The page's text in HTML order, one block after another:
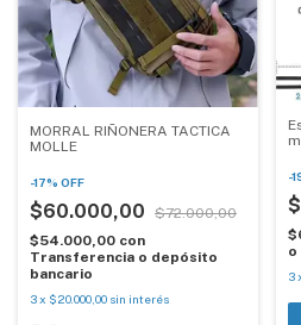
MORRAL RIÑONERA TACTICA
MOLLE
-17% OFF
$60.000,00
$72.000,00
$54.000,00 con
Transferencia o depósito
bancario
3x $20.000,00 sin interés
-
o
3